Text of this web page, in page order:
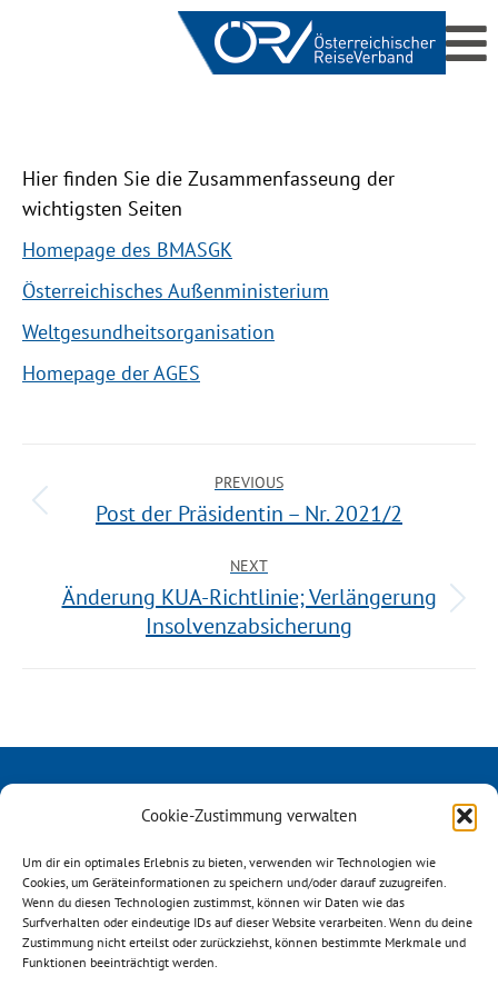
Cookie-Zustimmung verwalten
Um dir ein optimales Erlebnis zu bieten, verwenden wir Technologien wie
Cookies, um Geräteinformationen zu speichern und/oder darauf zuzugreifen.
Wenn du diesen Technologien zustimmst, können wir Daten wie das
Surfverhalten oder eindeutige IDs auf dieser Website verarbeiten. Wenn du deine
Zustimmung nicht erteilst oder zurückziehst, können bestimmte Merkmale und
Funktionen beeinträchtigt werden.
Hier finden Sie die Zusammenfasseung der
wichtigsten Seiten
Homepage des BMASGK
Österreichisches Außenministerium
Weltgesundheitsorganisation
Homepage der AGES
PREVIOUS
Post der Präsidentin – Nr. 2021/2
NEXT
Änderung KUA-Richtlinie; Verlängerung
Insolvenzabsicherung
Österreichischer ReiseVerband
Mechelgasse 1/3
A-1030 Wien